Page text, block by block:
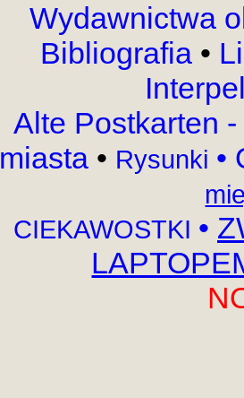
Wydawnictwa
Bibliografia •
Alte Postkarten
miasta • Rysunki •
CIEKAWOSTKI •